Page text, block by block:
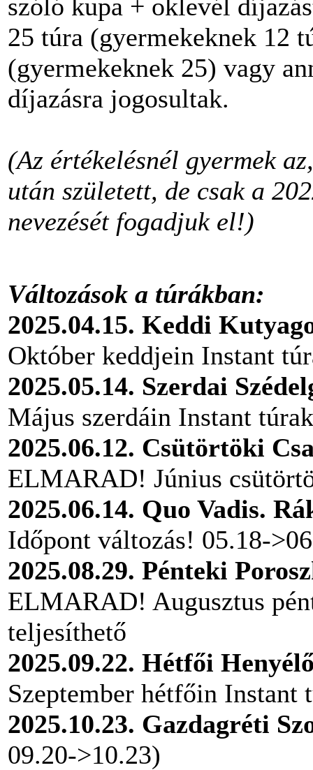
szóló kupa + oklevél
25 túra (gyermekeknek 12
(gyermekeknek 25) vagy
díjazásra jogosultak.
(Az értékelésnél gyermek
után született, de csak a
nevezését fogadjuk el!)
Változások a túrákban:
2025.04.15. Keddi
Október keddjein Instant
2025.05.14. Szerdai
Május szerdáin Instant
2025.06.12. Csütörtöki
ELMARAD! Június
2025.06.14. Quo Vadis.
Időpont változás! 05.18-
2025.08.29. Pénteki
ELMARAD! Augusztus
teljesíthető
2025.09.22. Hétfői
Szeptember hétfőin Instant
2025.10.23. Gazdagréti
09.20->10.23)